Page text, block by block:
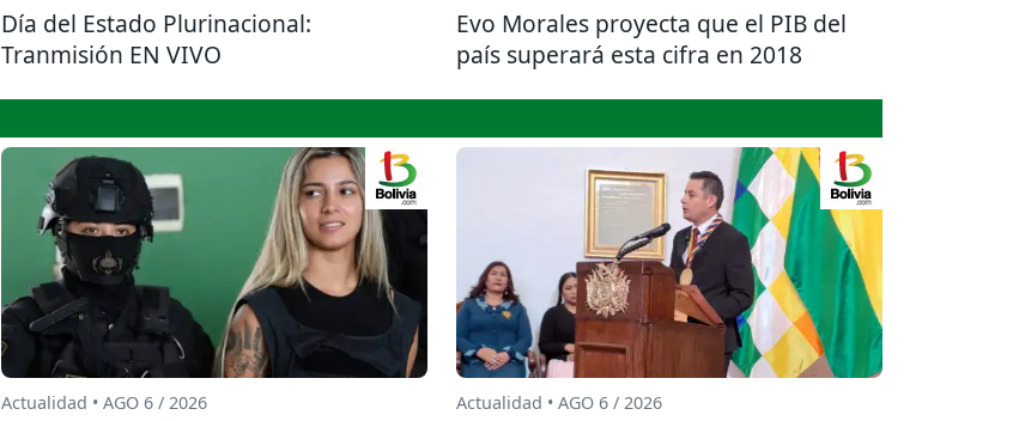
Día del Estado Plurinacional:
Tranmisión EN VIVO
Evo Morales proyecta que el PIB del
país superará esta cifra en 2018
Actualidad • AGO 6 / 2026 Actualidad • AGO 6 / 2026